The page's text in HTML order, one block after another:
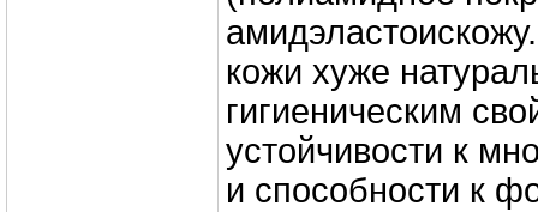
кожи хуже
гигиеническим
устойчивости к
и способности к